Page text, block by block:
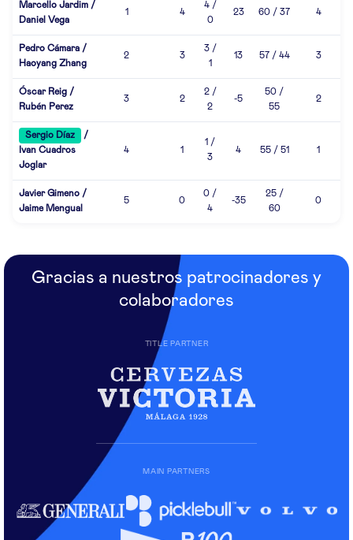
Marcello Jardim /
Daniel Vega
1 4
4 /
0
23 60 / 37 4
Pedro Cámara /
Haoyang Zhang
2 3
3 /
1
13 57 / 44 3
Óscar Reig /
Rubén Perez
3 2
2 /
2
-5
50 /
55
2
Sergio Díaz
/
Ivan Cuadros
Joglar
4 1
1 /
3
4 55 / 51 1
Javier Gimeno /
Jaime Mengual
5 0
0 /
4
-35
25 /
60
0
Gracias a nuestros patrocinadores y
colaboradores
TITLE PARTNER
MAIN PARTNERS